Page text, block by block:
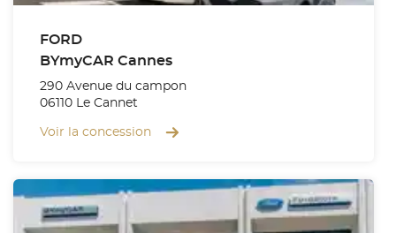
FORD
BYmyCAR Cannes
290 Avenue du campon
06110 Le Cannet
Voir la concession